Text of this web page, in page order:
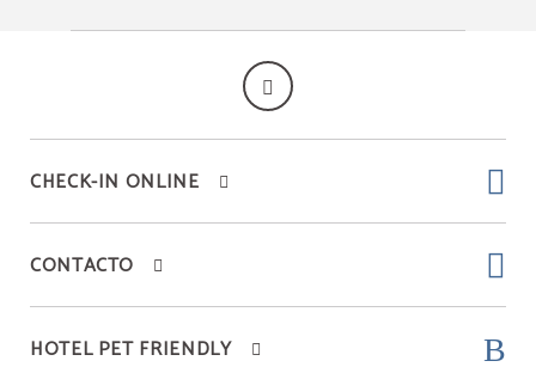
CHECK-IN ONLINE
CONTACTO
HOTEL PET FRIENDLY